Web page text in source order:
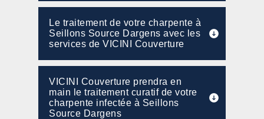
Le traitement de votre charpente à
Seillons Source Dargens avec les
services de VICINI Couverture
VICINI Couverture prendra en
main le traitement curatif de votre
charpente infectée à Seillons
Source Dargens